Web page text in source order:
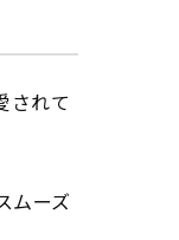
されて
ムーズ